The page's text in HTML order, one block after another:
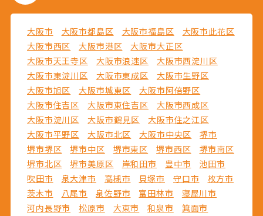
大阪市 大阪市都島区 大阪市福島区
大阪市此花区
大阪市西区
大阪市港区
大阪市大正区
大阪市天王寺区
大阪市浪速区
大阪市西淀川区
大阪市東淀川区
大阪市東成区
大阪市生野区
大阪市旭区
大阪市城東区
大阪市阿倍野区
大阪市住吉区
大阪市東住吉区
大阪市西成区
大阪市淀川区
大阪市鶴見区
大阪市住之江区
大阪市平野区
大阪市北区 大阪市中央区
堺市
堺市堺区
堺市中区 堺市東区 堺市西区
堺市南区
堺市北区
堺市美原区 岸和田市 豊中市
池田市
吹田市
泉大津市 高槻市 貝塚市 守口市
枚方市
茨木市
八尾市 泉佐野市 富田林市
寝屋川市
河内長野市
松原市 大東市 和泉市
箕面市